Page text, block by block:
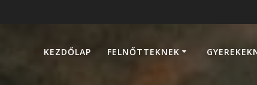
KEZDŐLAP FELNŐTTEKNEK